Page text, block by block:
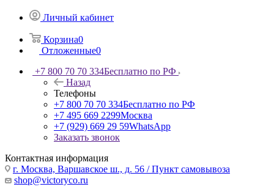
Личный кабинет
Корзина0
Отложенные0
+7 800 70 70 334Бесплатно по РФ
Назад
Телефоны
+7 800 70 70 334Бесплатно по РФ
+7 495 669 2299Москва
+7 (929) 669 29 59WhatsApp
Заказать звонок
Контактная информация
г. Москва, Варшавское ш., д. 56 / Пункт самовывоза
shop@victoryco.ru